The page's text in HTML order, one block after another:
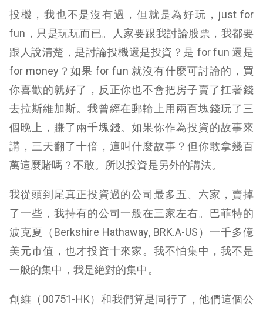
投機，我也不是沒有過，但就是為好玩，just for
fun，只是玩玩而已。人家要跟我討論股票，我都要
跟人說清楚，是討論投機還是投資？是 for fun 還是
for money？如果 for fun 就沒有什麼可討論的，買
你喜歡的就好了，反正你也不會把房子賣了扛著錢
去拉斯維加斯。我曾經在郵輪上用兩百塊錢玩了三
個晚上，賺了兩千塊錢。如果你作為投資的故事來
講，三天翻了十倍，這叫什麼故事？但你敢拿幾百
萬這麼賭嗎？不敢。所以投資是另外的講法。
我從頭到尾真正投資過的公司最多五、六家，賣掉
了一些，我持有的公司一般在三家左右。巴菲特的
波克夏（Berkshire Hathaway, BRK.A-US）一千多億
美元市值，也才投資十來家。我不怕集中，我不是
一般的集中，我是絶對的集中。
創維（00751-HK）和我們算是同行了，他們這個公